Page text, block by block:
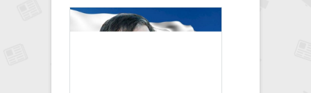
ფორმის პოვნა,
მოულოდნელი მხრიდან